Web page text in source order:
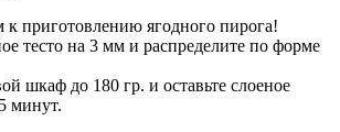
к приготовлению ягодного пирога!
тесто на 3 мм и распределите по форме
шкаф до 180 гр. и оставьте слоеное
минут.